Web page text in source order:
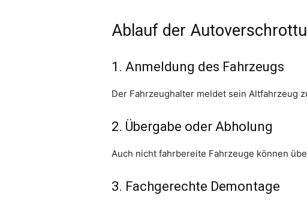
Ablauf der
1. Anmeldung des Fahrzeugs
Der Fahrzeughalter meldet sein Altfahrzeug
2. Übergabe oder Abholung
Auch nicht fahrbereite Fahrzeuge können
3. Fachgerechte Demontage